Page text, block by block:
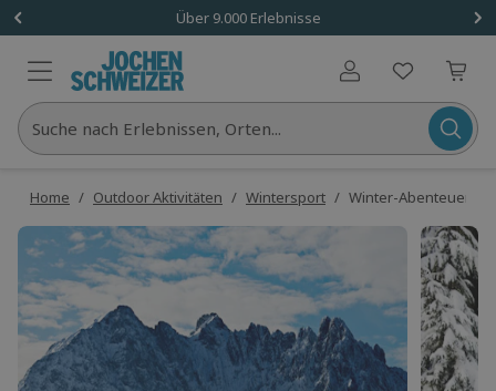
Über 9.000 Erlebnisse
Benutzerkonto
Suche nach Erlebnissen, Orten...
Home / Outdoor Aktivitäten / Wintersport / Winter-Abenteuertag